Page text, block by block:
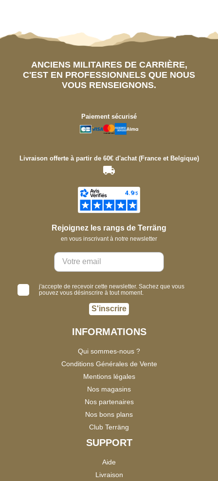
ANCIENS MILITAIRES DE CARRIÈRE,
C'EST EN PROFESSIONNELS QUE NOUS
VOUS RENSEIGNONS.
Paiement sécurisé
Livraison offerte à partir de 60€ d'achat (France et Belgique)
Rejoignez les rangs de Terräng
en vous inscrivant à notre newsletter
j'accepte de recevoir cette newsletter. Sachez que vous
pouvez vous désinscrire à tout moment.
S'inscrire
INFORMATIONS
Qui sommes-nous ?
Conditions Générales de Vente
Mentions légales
Nos magasins
Nos partenaires
Nos bons plans
Club Terräng
SUPPORT
Aide
Livraison